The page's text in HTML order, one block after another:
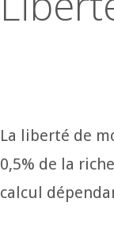
La liberté de
0,5% de la
calcul